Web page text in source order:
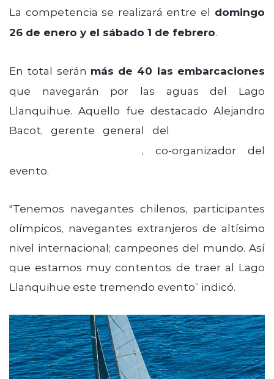
La competencia se realizará entre el domingo
26 de enero y el sábado 1 de febrero.
En total serán más de 40 las embarcaciones
que navegarán por las aguas del Lago
Llanquihue. Aquello fue destacado Alejandro
Bacot, gerente general del
, co-organizador del
evento.
"Tenemos navegantes chilenos, participantes
olímpicos, navegantes extranjeros de altísimo
nivel internacional; campeones del mundo. Así
que estamos muy contentos de traer al Lago
Llanquihue este tremendo evento” indicó.